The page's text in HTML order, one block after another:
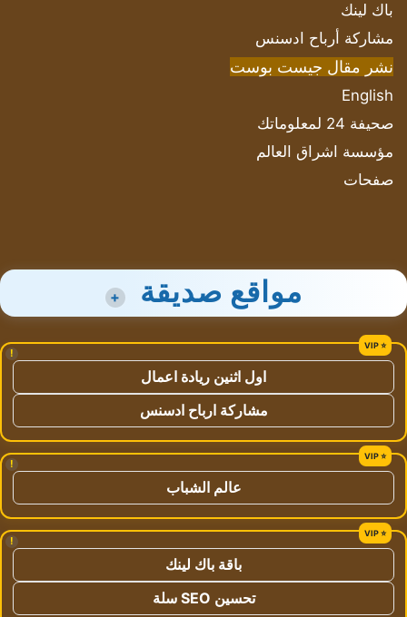
باك لينك
مشاركة أرباح ادسنس
نشر مقال جيست بوست
English
صحيفة 24 لمعلوماتك
مؤسسة اشراق العالم
صفحات
مواقع صديقة +
!
اول اثنين ريادة اعمال
مشاركة ارباح ادسنس
!
عالم الشباب
!
باقة باك لينك
تحسين SEO سلة